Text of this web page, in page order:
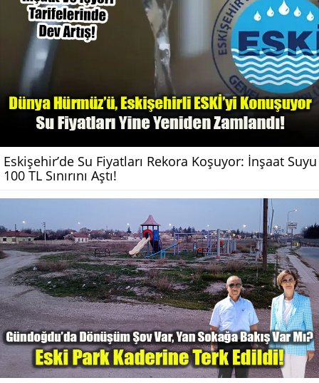
Eskişehir’de Su Fiyatları Rekora Koşuyor: İnşaat Suyu
100 TL Sınırını Aştı!